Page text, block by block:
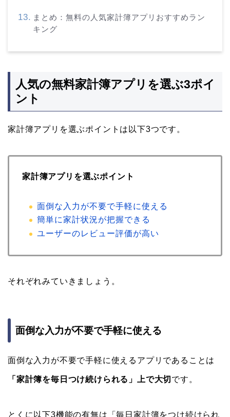
まとめ：無料の人気家計簿アプリおすすめラン
キング
人気の無料家計簿アプリを選ぶ3ポイ
ント
家計簿アプリを選ぶポイントは以下3つです。
家計簿アプリを選ぶポイント
面倒な入力が不要で手軽に使える
簡単に家計状況が把握できる
ユーザーのレビュー評価が高い
それぞれみていきましょう。
面倒な入力が不要で手軽に使える
面倒な入力が不要で手軽に使えるアプリであることは
「家計簿を毎日つけ続けられる」上で大切 です。
とくに以下3機能の有無は「毎日家計簿をつけ続けられ